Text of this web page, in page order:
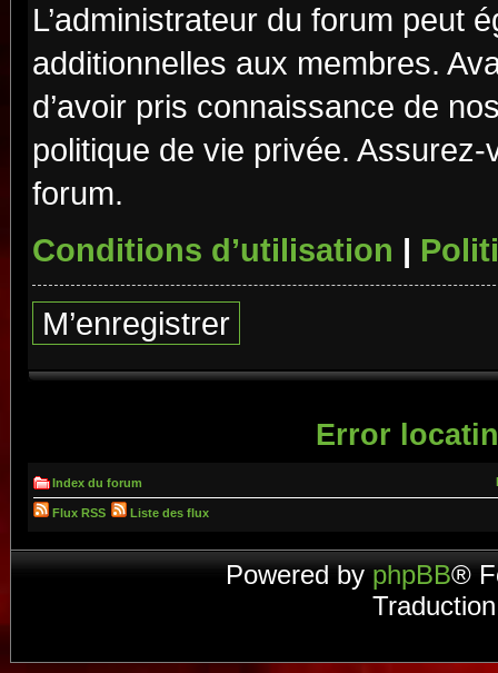
L’administrateur du forum peut
additionnelles aux membres.
d’avoir pris connaissance de
politique de vie privée.
forum.
Conditions d’utilisation |
M’enregistrer
Error
Index du forum
Flux RSS Liste des flux
Powered by phpBB®